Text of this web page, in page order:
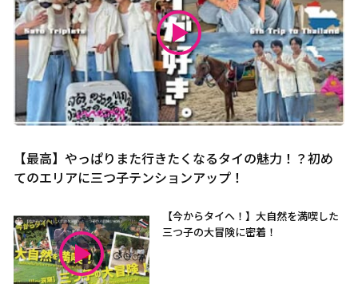
【最高】やっぱりまた行きたくなるタイの魅力！？初め
てのエリアに三つ子テンションアップ！
【今からタイへ！】大自然を満喫した
三つ子の大冒険に密着！